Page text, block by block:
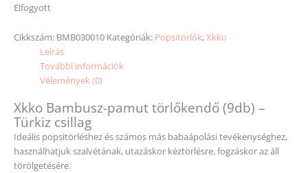
Elfogyott
Cikkszám: BMB030010 Kategóriák: Popsitörlők,Xkko
Leírás
További információk
Vélemények (0)
Xkko Bambusz-pamut törlőkendő (9db) –
Türkiz csillag
Ideális popsitörléshez és számos más babaápolási tevékenységhez,
használhatjuk szalvétának, utazáskor kéztörlésre, fogzáskor az áll
törölgetésére.